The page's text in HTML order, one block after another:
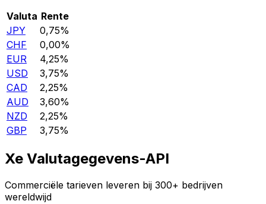
Valuta Rente
JPY
0,75%
CHF
0,00%
EUR
4,25%
USD
3,75%
CAD
2,25%
AUD
3,60%
NZD
2,25%
GBP
3,75%
Xe Valutagegevens-API
Commerciële tarieven leveren bij 300+ bedrijven
wereldwijd